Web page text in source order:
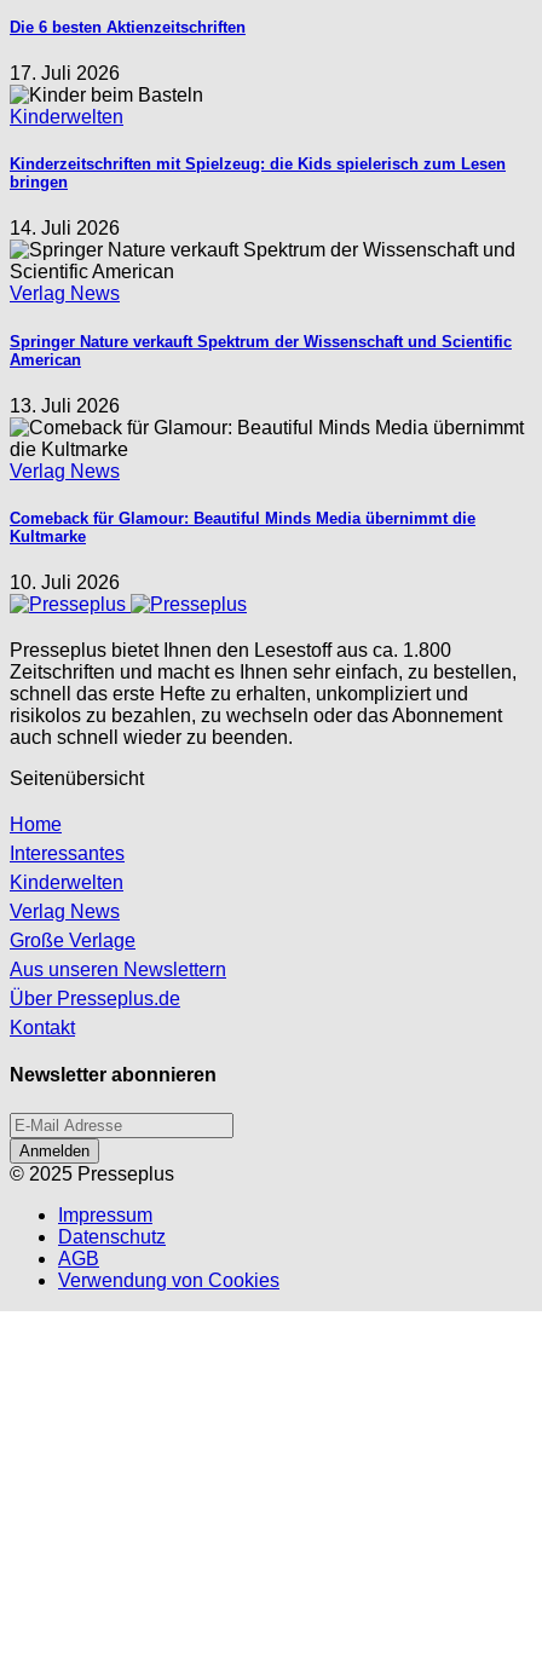
Die 6 besten Aktienzeitschriften
17. Juli 2026
Kinderwelten
Kinderzeitschriften mit Spielzeug: die Kids spielerisch zum Lesen
bringen
14. Juli 2026
Verlag News
Springer Nature verkauft Spektrum der Wissenschaft und Scientific
American
13. Juli 2026
Verlag News
Comeback für Glamour: Beautiful Minds Media übernimmt die
Kultmarke
10. Juli 2026
Presseplus bietet Ihnen den Lesestoff aus ca. 1.800
Zeitschriften und macht es Ihnen sehr einfach, zu bestellen,
schnell das erste Hefte zu erhalten, unkompliziert und
risikolos zu bezahlen, zu wechseln oder das Abonnement
auch schnell wieder zu beenden.
Seitenübersicht
Home
Interessantes
Kinderwelten
Verlag News
Große Verlage
Aus unseren Newslettern
Über Presseplus.de
Kontakt
Newsletter abonnieren
Anmelden
© 2025 Presseplus
Impressum
Datenschutz
AGB
Verwendung von Cookies